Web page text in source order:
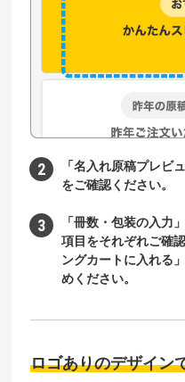
「名入れ原稿プレビ
をご確認ください。
「冊数・包装の入力
項目をそれぞれご確
ングカートに入れる
めください。
ロゴありのデザイン